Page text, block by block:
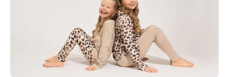
Baby paws, Headwrap Glory, Headwrap
16,00